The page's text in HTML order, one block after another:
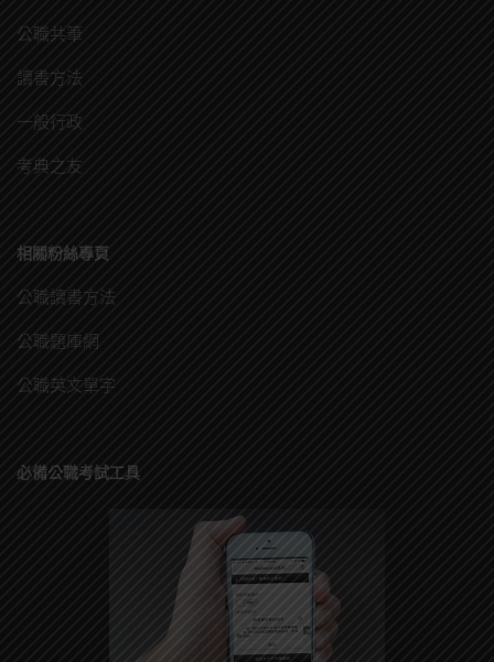
公職共筆
讀書方法
一般行政
考典之友
相關粉絲專頁
公職讀書方法
公職題庫網
公職英文單字
必備公職考試工具